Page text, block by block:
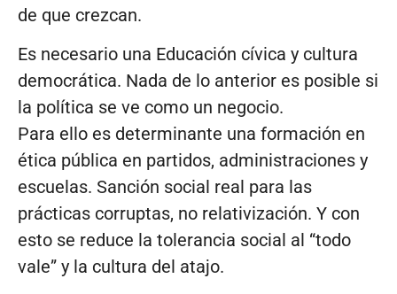
de que crezcan.
Es necesario una Educación cívica y cultura
democrática. Nada de lo anterior es posible si
la política se ve como un negocio.
Para ello es determinante una formación en
ética pública en partidos, administraciones y
escuelas. Sanción social real para las
prácticas corruptas, no relativización. Y con
esto se reduce la tolerancia social al “todo
vale” y la cultura del atajo.